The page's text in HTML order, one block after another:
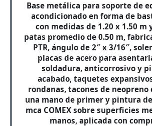
Base metálica para soporte de
acondicionado en forma de
con medidas de 1.20 x 1.50 m
patas promedio de 0.50 m,
PTR, ángulo de 2″ x 3/16″,
placas de acero para
soldadura, anticorrosivo y
acabado, taquetes
rondanas, tacones de neopreno
una mano de primer y pintura
mca COMEX sobre superficies
manos, aplicada con